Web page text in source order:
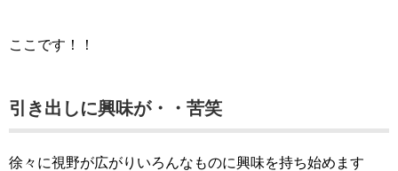
ここです！！
引き出しに興味が・・苦笑
徐々に視野が広がりいろんなものに興味を持ち始めます